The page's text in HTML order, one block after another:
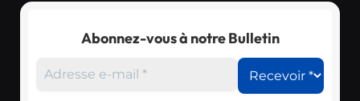
Abonnez-vous à notre Bulletin